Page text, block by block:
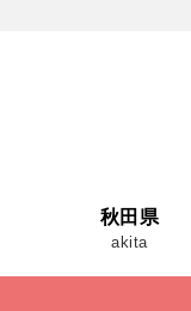
秋田県
akita